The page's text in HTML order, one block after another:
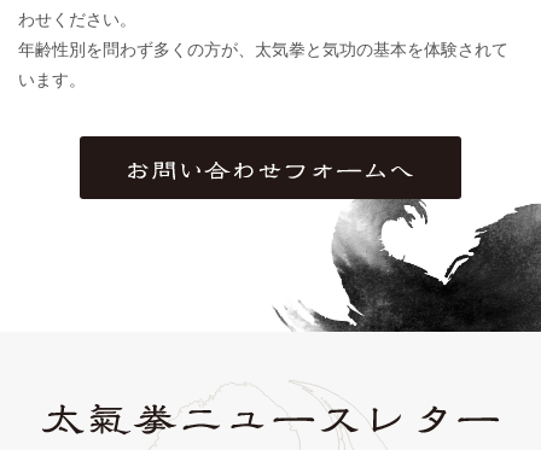
わせください。
年齢性別を問わず多くの方が、太気拳と気功の基本を体験されて
います。